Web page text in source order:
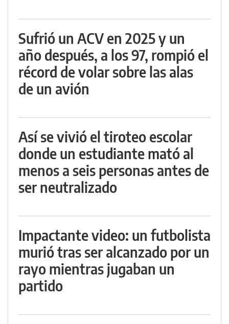
Sufrió un ACV en 2025 y un
año después, a los 97, rompió el
récord de volar sobre las alas
de un avión
Así se vivió el tiroteo escolar
donde un estudiante mató al
menos a seis personas antes de
ser neutralizado
Impactante video: un futbolista
murió tras ser alcanzado por un
rayo mientras jugaban un
partido